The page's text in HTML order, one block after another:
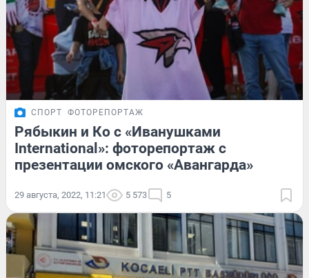
СПОРТ ФОТОРЕПОРТАЖ
Рябыкин и Ко с «Иванушками
International»: фоторепортаж с
презентации омского «Авангарда»
29 августа, 2022, 11:21 5 573 5